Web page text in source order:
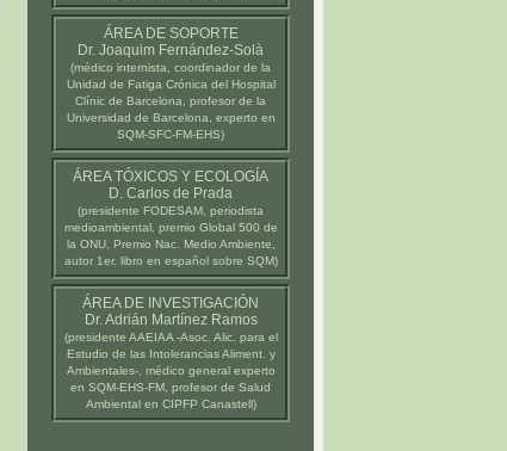
ÁREA DE SOPORTE
Dr. Joaquim Fernández-Solà
(médico internista, coordinador de la
Unidad de Fatiga Crónica del Hospital
Clínic de Barcelona , profesor de la
Universidad de Barcelona , experto en
SQM-SFC-FM-EHS)
ÁREA TÓXICOS Y ECOLOGÍA
D. Carlos de Prada
(presidente FODESAM , periodista
medioambiental, premio Global 500 de
la ONU, Premio Nac. Medio Ambiente,
autor 1er. libro en español sobre SQM)
ÁREA DE INVESTIGACIÓN
Dr. Adrián Martínez Ramos
(presidente AAEIAA-Asoc. Alic. para el
Estudio de las Intolerancias Aliment. y
Ambientales-, médico general experto
en SQM-EHS-FM, profesor de Salud
Ambiental en CIPFP Canastell)